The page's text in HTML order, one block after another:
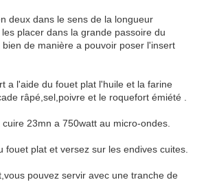
deux dans le sens de la longueur
placer dans la grande passoire du
de manière a pouvoir poser l'insert
a l'aide du fouet plat l'huile et la farine
râpé,sel,poivre et le roquefort émiété .
23mn a 750watt au micro-ondes.
fouet plat et versez sur les endives cuites.
pouvez servir avec une tranche de